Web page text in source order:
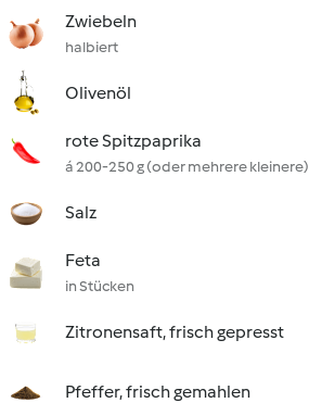
Zwiebeln
halbiert
Olivenöl
rote Spitzpaprika
á 200-250 g (oder mehrere kleinere)
Salz
Feta
in Stücken
Zitronensaft, frisch gepresst
Pfeffer, frisch gemahlen